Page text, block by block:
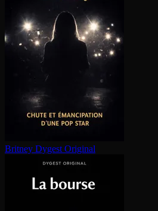
Britney Dygest Original